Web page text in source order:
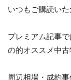
いつもご購読い
プレミアム記事
の的オススメ中古
周辺相場・成約